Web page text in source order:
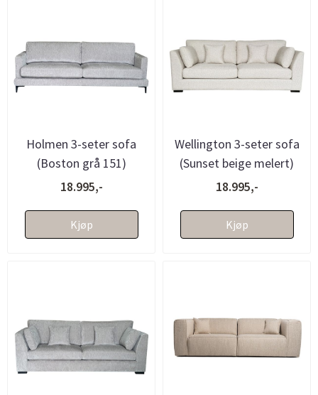
Holmen 3-seter sofa
(Boston grå 151)
18.995,-
Kjøp
Wellington 3-seter sofa
(Sunset beige melert)
18.995,-
Kjøp